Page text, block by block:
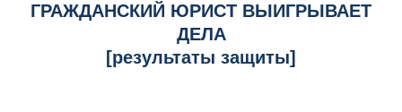
ГРАЖДАНСКИЙ ЮРИСТ ВЫИГРЫВАЕТ
ДЕЛА
[результаты защиты]